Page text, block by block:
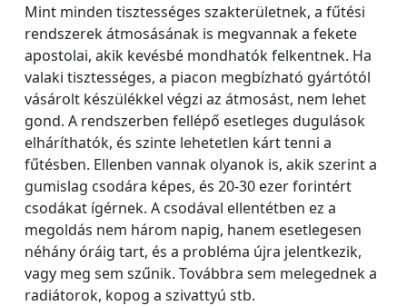
Mint minden tisztességes szakterületnek, a fűtési
rendszerek átmosásának is megvannak a fekete
apostolai, akik kevésbé mondhatók felkentnek. Ha
valaki tisztességes, a piacon megbízható gyártótól
vásárolt készülékkel végzi az átmosást, nem lehet
gond. A rendszerben fellépő esetleges dugulások
elháríthatók, és szinte lehetetlen kárt tenni a
fűtésben. Ellenben vannak olyanok is, akik szerint a
gumislag csodára képes, és 20-30 ezer forintért
csodákat ígérnek. A csodával ellentétben ez a
megoldás nem három napig, hanem esetlegesen
néhány óráig tart, és a probléma újra jelentkezik,
vagy meg sem szűnik. Továbbra sem melegednek a
radiátorok, kopog a szivattyú stb.